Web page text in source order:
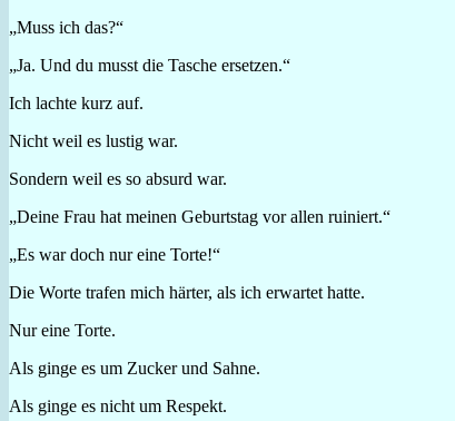
„Muss ich das?“
„Ja. Und du musst die Tasche ersetzen.“
Ich lachte kurz auf.
Nicht weil es lustig war.
Sondern weil es so absurd war.
„Deine Frau hat meinen Geburtstag vor allen ruiniert.“
„Es war doch nur eine Torte!“
Die Worte trafen mich härter, als ich erwartet hatte.
Nur eine Torte.
Als ginge es um Zucker und Sahne.
Als ginge es nicht um Respekt.